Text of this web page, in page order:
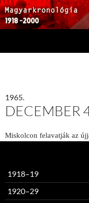
1965.
DECEMBER
Miskolcon felavatják az
1918–19
1920–29